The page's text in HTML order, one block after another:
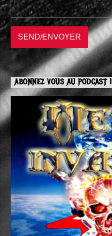
ABONNEZ VOUS AU PODCAST !